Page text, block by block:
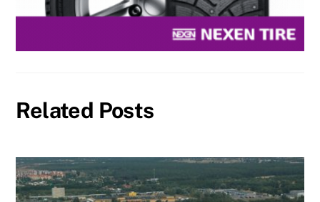
Related Posts